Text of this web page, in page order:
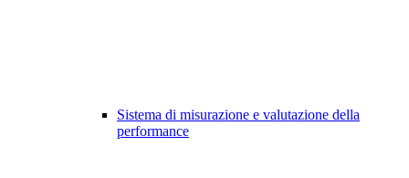
Sistema di misurazione e valutazione della
performance